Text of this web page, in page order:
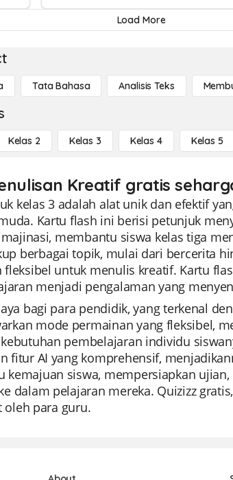
Load More
Tata Bahasa Analisis Teks
Kelas 2 Kelas 3 Kelas 4 Kelas 5
Kreatif gratis
kelas 3 adalah alat unik dan efektif
Kartu flash ini berisi petunjuk
membantu siswa kelas tiga
berbagai topik, mulai dari bercerita
untuk menulis kreatif. Kartu
menjadi pengalaman yang
bagi para pendidik, yang terkenal
mode permainan yang fleksibel,
pembelajaran individu
fitur AI yang komprehensif,
kemajuan siswa, mempersiapkan
dalam pelajaran mereka. Quizizz
oleh para guru.